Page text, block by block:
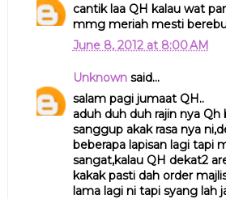
cantik laa QH kalau wat
mmg meriah mesti
June 8, 2012 at 8:00 AM
Unknownsaid...
salam pagi jumaat QH..
aduh duh duh rajin nya Qh
sanggup akak rasa nya
beberapa lapisan lagi tapi
sangat,kalau QH dekat2
kakak pasti dah order
lama lagi ni tapi syang lah